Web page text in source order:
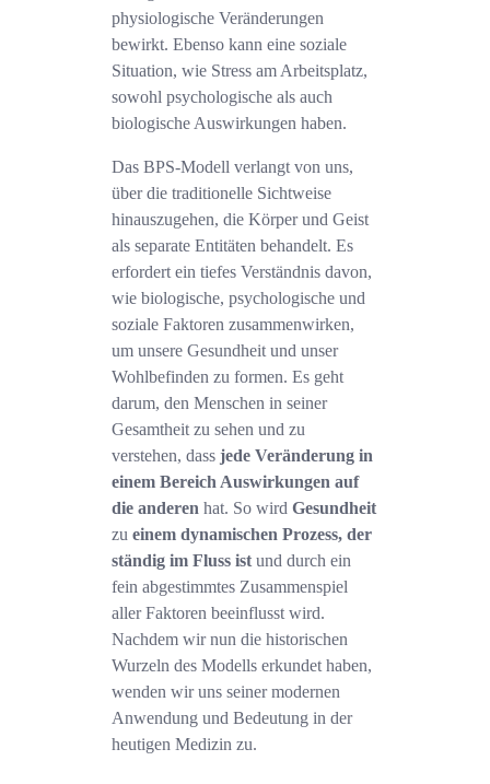
physiologische Veränderungen
bewirkt. Ebenso kann eine soziale
Situation, wie Stress am Arbeitsplatz,
sowohl psychologische als auch
biologische Auswirkungen haben.
Das BPS-Modell verlangt von uns,
über die traditionelle Sichtweise
hinauszugehen, die Körper und Geist
als separate Entitäten behandelt. Es
erfordert ein tiefes Verständnis davon,
wie biologische, psychologische und
soziale Faktoren zusammenwirken,
um unsere Gesundheit und unser
Wohlbefinden zu formen. Es geht
darum, den Menschen in seiner
Gesamtheit zu sehen und zu
verstehen, dass jede Veränderung in
einem Bereich Auswirkungen auf
die anderen hat. So wird Gesundheit
zu einem dynamischen Prozess, der
ständig im Fluss istund durch ein
fein abgestimmtes Zusammenspiel
aller Faktoren beeinflusst wird.
Nachdem wir nun die historischen
Wurzeln des Modells erkundet haben,
wenden wir uns seiner modernen
Anwendung und Bedeutung in der
heutigen Medizin zu.